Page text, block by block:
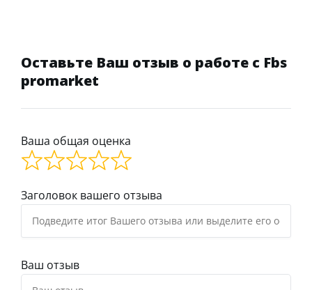
Оставьте Ваш отзыв о работе с Fbs
promarket
Ваша общая оценка
Заголовок вашего отзыва
Ваш отзыв